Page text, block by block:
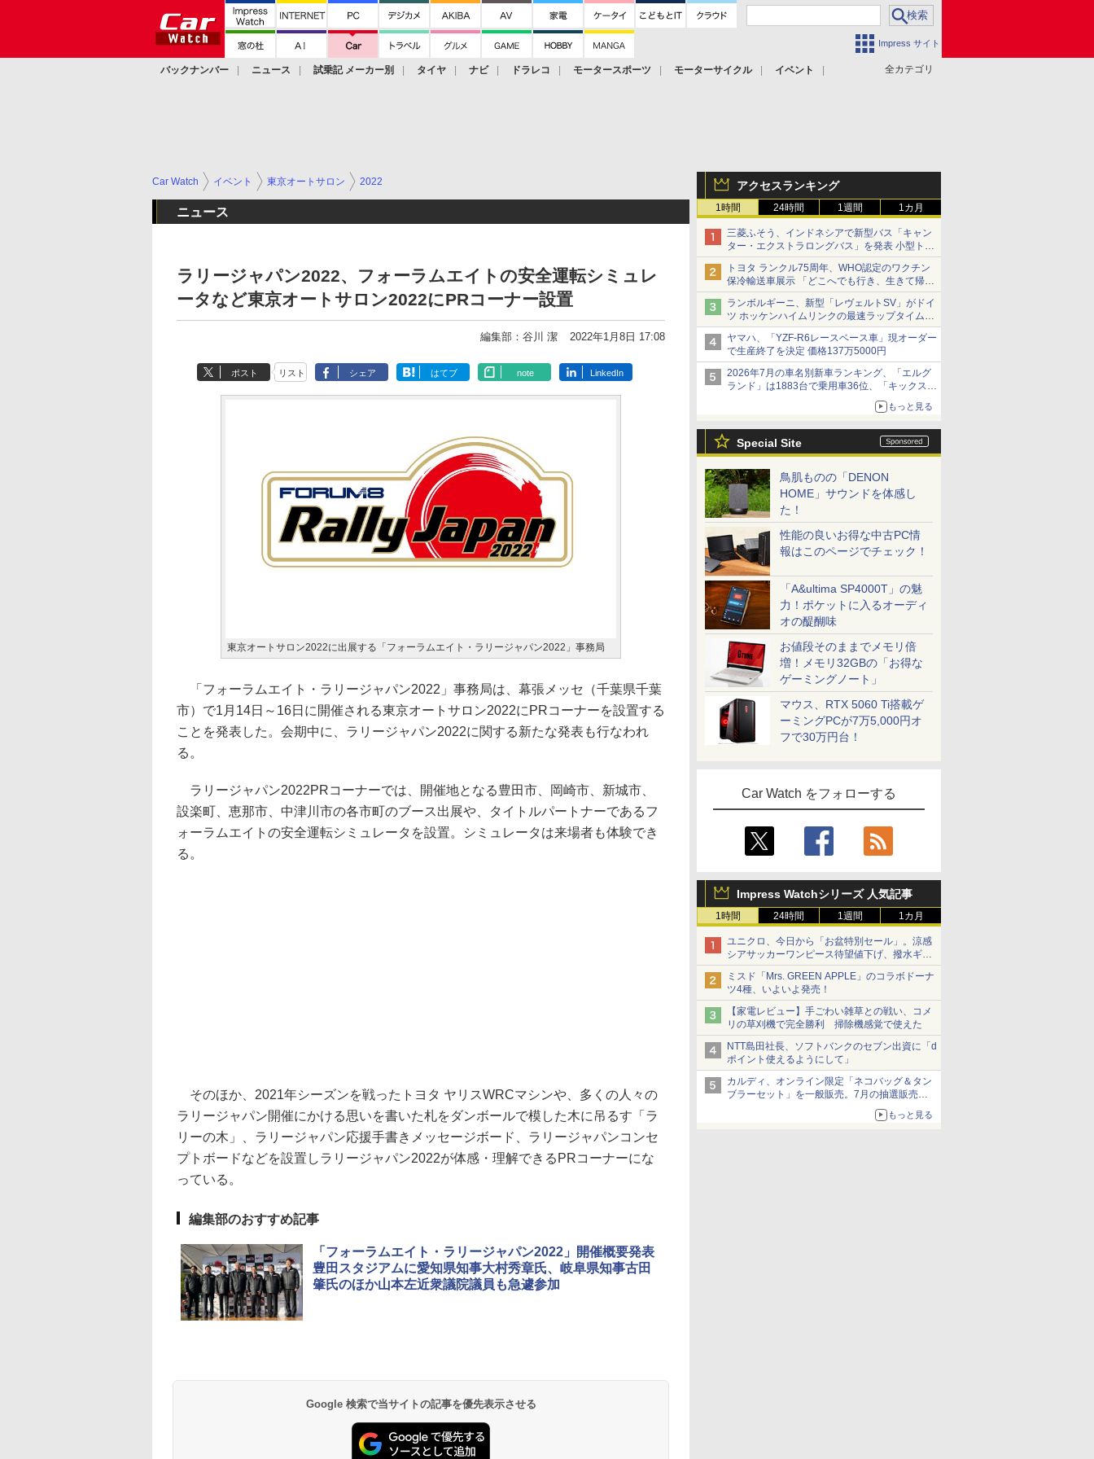
Impress サイト
全カテゴリ
バックナンバー ニュース 試乗記 メーカー別 タイヤ ナビ ドラレコ モータースポーツ モーターサイクル
イベント
アクセスランキング
1時間 24時間 1週間 1カ月
三菱ふそう、インドネシアで新型バス「キャン
ター・エクストラロングバス」を発表 小型トラ
ックベースの観光・旅客輸送向けバス
トヨタ ランクル75周年、WHO認定のワクチン
保冷輸送車展示 「どこへでも行き、生きて帰っ
てこられる」ランドクルーザーで命をつなぐ
ランボルギーニ、新型「レヴェルトSV」がドイ
ツ ホッケンハイムリンクの最速ラップタイムを
記録
ヤマハ、「YZF-R6レースベース車」現オーダー
で生産終了を決定 価格137万5000円
2026年7月の車名別新車ランキング、「エルグ
ランド」は1883台で乗用車36位、「キックス」
もっと見る
Special Site
鳥肌ものの「DENON
HOME」サウンドを体感し
た！
性能の良いお得な中古PC情
報はこのページでチェック！
「A&ultima SP4000T」の魅
力！ポケットに入るオーディ
オの醍醐味
お値段そのままでメモリ倍
増！メモリ32GBの「お得な
ゲーミングノート」
マウス、RTX 5060 Ti搭載ゲ
ーミングPCが7万5,000円オ
フで30万円台！
Car Watch をフォローする
Impress Watchシリーズ 人気記事
1時間 24時間 1週間 1カ月
ユニクロ、今日から「お盆特別セール」。涼感
シアサッカーワンピース待望値下げ、撥水ギア
ショーツは1990円に
ミスド「Mrs. GREEN APPLE」のコラボドーナ
ツ4種、いよいよ発売！
【家電レビュー】手ごわい雑草との戦い、コメ
リの草刈機で完全勝利 掃除機感覚で使えた
NTT島田社長、ソフトバンクのセブン出資に「d
ポイント使えるようにして」
カルディ、オンライン限定「ネコバッグ＆タン
ブラーセット」を一般販売。7月の抽選販売の
もっと見る
Car Watch イベント 東京オートサロン 2022
ニュース
ラリージャパン2022、フォーラムエイトの安全運転シミュレ
ータなど東京オートサロン2022にPRコーナー設置
編集部：谷川 潔 2022年1月8日 17:08
ポスト リスト シェア はてブ note LinkedIn
東京オートサロン2022に出展する「フォーラムエイト・ラリージャパン2022」事務局
「フォーラムエイト・ラリージャパン2022」事務局は、幕張メッセ（千葉県千葉
市）で1月14日～16日に開催される東京オートサロン2022にPRコーナーを設置する
ことを発表した。会期中に、ラリージャパン2022に関する新たな発表も行なわれ
る。
ラリージャパン2022PRコーナーでは、開催地となる豊田市、岡崎市、新城市、
設楽町、恵那市、中津川市の各市町のブース出展や、タイトルパートナーであるフ
ォーラムエイトの安全運転シミュレータを設置。シミュレータは来場者も体験でき
る。
そのほか、2021年シーズンを戦ったトヨタ ヤリスWRCマシンや、多くの人々の
ラリージャパン開催にかける思いを書いた札をダンボールで模した木に吊るす「ラ
リーの木」、ラリージャパン応援手書きメッセージボード、ラリージャパンコンセ
プトボードなどを設置しラリージャパン2022が体感・理解できるPRコーナーにな
っている。
編集部のおすすめ記事
「フォーラムエイト・ラリージャパン2022」開催概要発表
豊田スタジアムに愛知県知事大村秀章氏、岐阜県知事古田
肇氏のほか山本左近衆議院議員も急遽参加
Google 検索で当サイトの記事を優先表示させる